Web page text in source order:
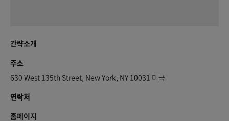
간략소개
주소
630 West 135th Street, New York, NY 10031 미국
연락처
홈페이지